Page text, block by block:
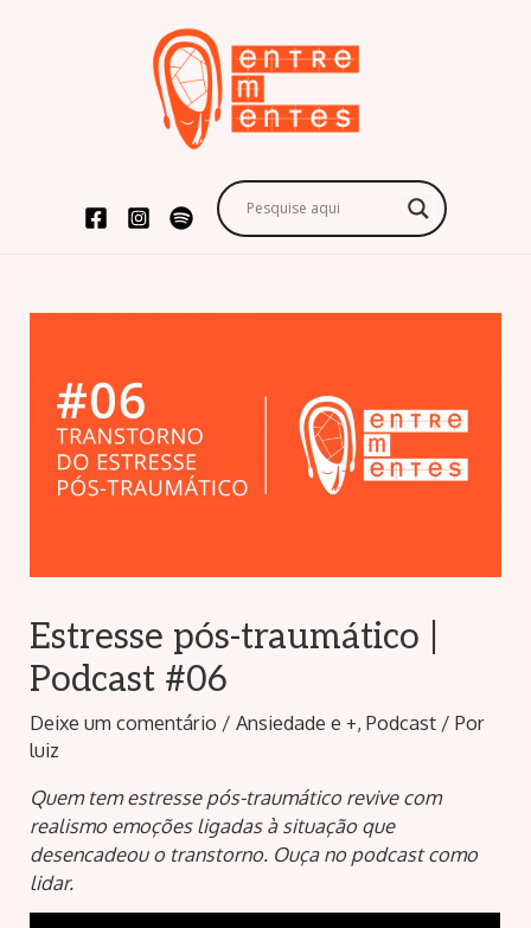
Estresse pós-traumático |
Podcast #06
Deixe um comentário /Ansiedade e +,Podcast / Por
luiz
Quem tem estresse pós-traumático revive com
realismo emoções ligadas à situação que
desencadeou o transtorno. Ouça no podcast como
lidar.